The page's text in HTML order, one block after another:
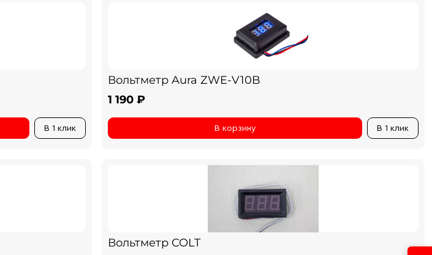
В 1 клик
Вольтметр Aura ZWE-V10B
1 190 ₽
В 1 клик
В корзину
Вольтметр COLT